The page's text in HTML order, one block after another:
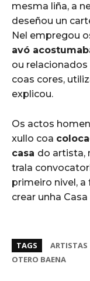
mesma liña, a
deseñou un
Nel empregou
avó
ou relacionados
coas cores,
explicou.
Os actos
xullo coa
casa do artista,
trala
primeiro nivel,
crear unha
TAGS ARTISTAS
OTERO BAENA